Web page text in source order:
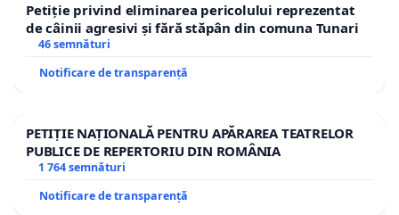
Petiție privind eliminarea pericolului reprezentat
de câinii agresivi și fără stăpân din comuna Tunari
46 semnături
Notificare de transparență
PETIȚIE NAȚIONALĂ PENTRU APĂRAREA TEATRELOR
PUBLICE DE REPERTORIU DIN ROMÂNIA
1 764 semnături
Notificare de transparență